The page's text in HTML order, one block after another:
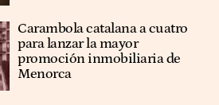
Carambola catalana a cuatro
para lanzar la mayor
promoción inmobiliaria de
Menorca